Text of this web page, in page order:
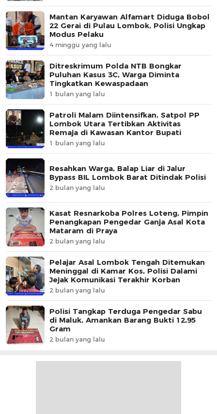
Mantan Karyawan Alfamart Diduga Bobol
22 Gerai di Pulau Lombok, Polisi Ungkap
Modus Pelaku
4 minggu yang lalu
Ditreskrimum Polda NTB Bongkar
Puluhan Kasus 3C, Warga Diminta
Tingkatkan Kewaspadaan
1 bulan yang lalu
Patroli Malam Diintensifkan, Satpol PP
Lombok Utara Tertibkan Aktivitas
Remaja di Kawasan Kantor Bupati
1 bulan yang lalu
Resahkan Warga, Balap Liar di Jalur
Bypass BIL Lombok Barat Ditindak Polisi
2 bulan yang lalu
Kasat Resnarkoba Polres Loteng, Pimpin
Penangkapan Pengedar Ganja Asal Kota
Mataram di Praya
2 bulan yang lalu
Pelajar Asal Lombok Tengah Ditemukan
Meninggal di Kamar Kos, Polisi Dalami
Jejak Komunikasi Terakhir Korban
2 bulan yang lalu
Polisi Tangkap Terduga Pengedar Sabu
di Maluk, Amankan Barang Bukti 12,95
Gram
2 bulan yang lalu